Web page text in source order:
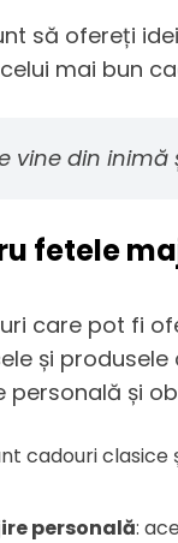
să ofereți
mai bun
vine din
fetele
care pot fi
și
și
cadouri
personală: